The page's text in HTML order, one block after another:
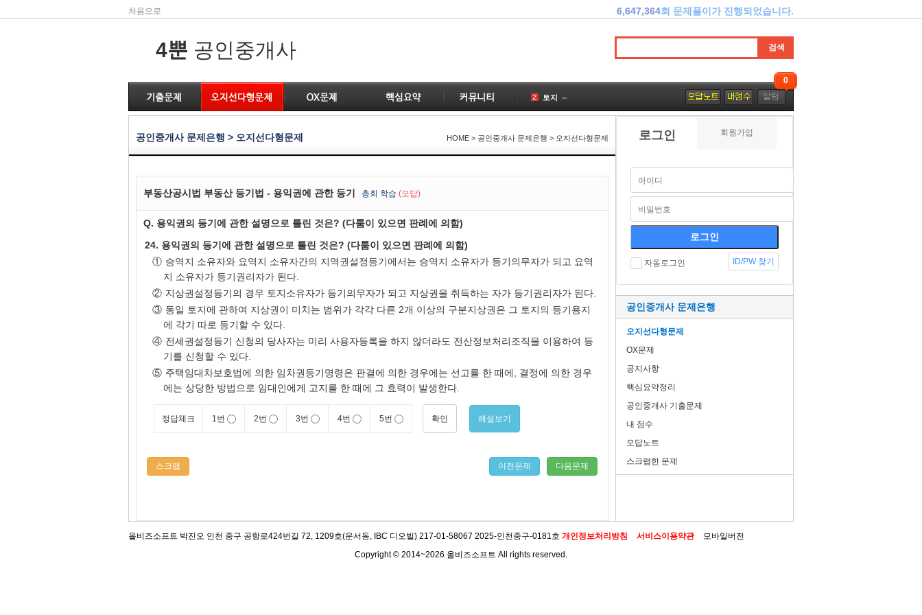
처음으로 6,647,364회 문제풀이가 진행되었습니다.
4뿐 공인중개사
0
토지
국토의
공인중개사
1
로그인 회원가입
자동로그인 ID/PW 찾기
공인중개사 문제은행
오지선다형문제
OX문제
공지사항
핵심요약정리
공인중개사 기출문제
내 점수
오답노트
스크랩한 문제
공인중개사 문제은행 > 오지선다형문제 HOME > 공인중개사 문제은행 > 오지선다형문제
부동산공시법 부동산 등기법 - 용익권에 관한 등기 총회 학습 (오답)
Q. 용익권의 등기에 관한 설명으로 틀린 것은? (다툼이 있으면 판례에 의함)
24. 용익권의 등기에 관한 설명으로 틀린 것은? (다툼이 있으면 판례에 의함)
① 승역지 소유자와 요역지 소유자간의 지역권설정등기에서는 승역지 소유자가 등기의무자가 되고 요역
지 소유자가 등기권리자가 된다.
② 지상권설정등기의 경우 토지소유자가 등기의무자가 되고 지상권을 취득하는 자가 등기권리자가 된다.
③ 동일 토지에 관하여 지상권이 미치는 범위가 각각 다른 2개 이상의 구분지상권은 그 토지의 등기용지
에 각기 따로 등기할 수 있다.
④ 전세권설정등기 신청의 당사자는 미리 사용자등록을 하지 않더라도 전산정보처리조직을 이용하여 등
기를 신청할 수 있다.
⑤ 주택임대차보호법에 의한 임차권등기명령은 판결에 의한 경우에는 선고를 한 때에, 결정에 의한 경우
에는 상당한 방법으로 임대인에게 고지를 한 때에 그 효력이 발생한다.
정답체크 1번 2번 3번 4번 5번 확인 해설보기
스크랩 다음문제
이전문제
올비즈소프트 박진오 인천 중구 공항로424번길 72, 1209호(운서동, IBC 디오빌) 217-01-58067 2025-인천중구-0181호 개인정보처리방침 서비스이용약관
모바일버전
Copyright © 2014~2026 올비즈소프트 All rights reserved.